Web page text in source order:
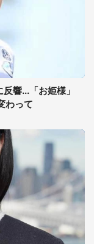
響...「お姫様」
わって